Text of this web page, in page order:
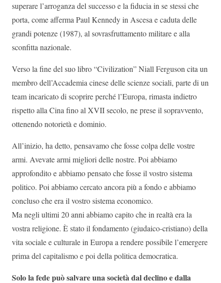
superare l’arroganza del successo e la fiducia in se stessi che
porta, come afferma Paul Kennedy in Ascesa e caduta delle
grandi potenze (1987), al sovrasfruttamento militare e alla
sconfitta nazionale.
Verso la fine del suo libro “Civilization” Niall Ferguson cita un
membro dell’Accademia cinese delle scienze sociali, parte di un
team incaricato di scoprire perché l’Europa, rimasta indietro
rispetto alla Cina fino al XVII secolo, ne prese il sopravvento,
ottenendo notorietà e dominio.
All’inizio, ha detto, pensavamo che fosse colpa delle vostre
armi. Avevate armi migliori delle nostre. Poi abbiamo
approfondito e abbiamo pensato che fosse il vostro sistema
politico. Poi abbiamo cercato ancora più a fondo e abbiamo
concluso che era il vostro sistema economico.
Ma negli ultimi 20 anni abbiamo capito che in realtà era la
vostra religione. È stato il fondamento (giudaico-cristiano) della
vita sociale e culturale in Europa a rendere possibile l’emergere
prima del capitalismo e poi della politica democratica.
Solo la fede può salvare una società dal declino e dalla